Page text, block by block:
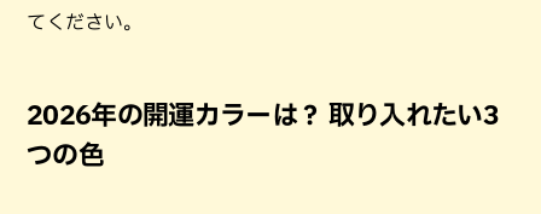
てください。
2026年の開運カラーは？ 取り入れたい3
つの色